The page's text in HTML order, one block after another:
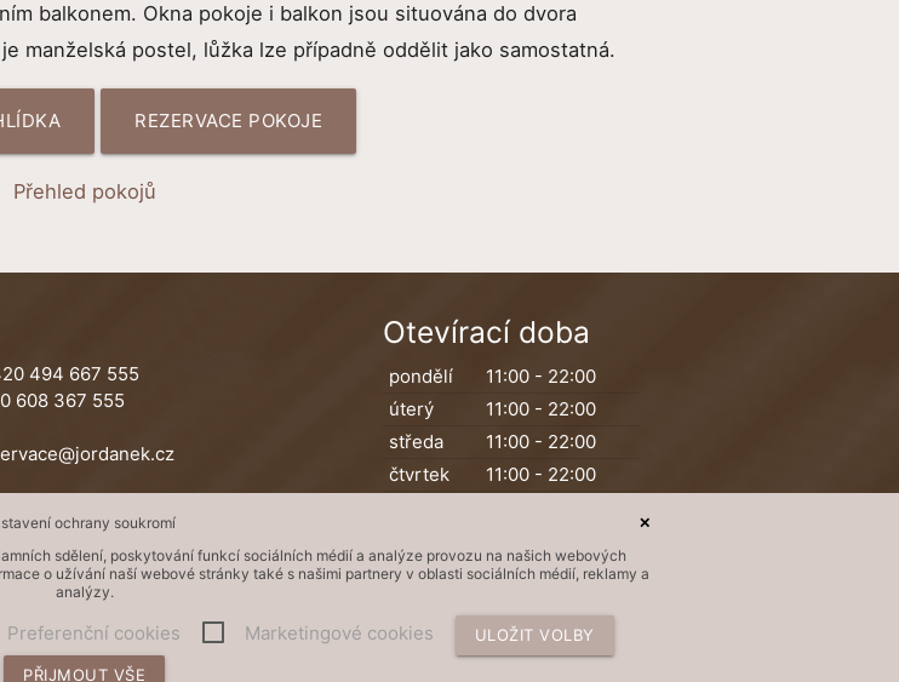
ochrany soukromí
✕
sdělení, poskytování funkcí sociálních médií a analýze provozu na našich webových
o užívání naší webové stránky také s našimi partnery v oblasti sociálních médií, reklamy a
analýzy.
Preferenční cookies Marketingové cookies ULOŽIT VOLBY
PŘIJMOUT VŠE
balkonem. Okna pokoje i balkon jsou situována do dvora
manželská postel, lůžka lze případně oddělit jako samostatná.
REZERVACE POKOJE
Přehled pokojů
494 667 555
608 367 555
Otevírací doba
pondělí
11:00 - 22:00
úterý
11:00 - 22:00
středa
11:00 - 22:00
čtvrtek
11:00 - 22:00
neděle
11:00 - 22:00
©Jordánek s.r.o.